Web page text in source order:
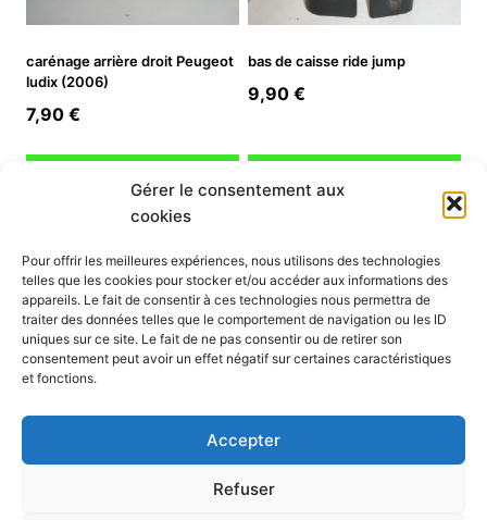
Gérer le consentement aux
cookies
Pour offrir les meilleures expériences, nous utilisons des technologies
telles que les cookies pour stocker et/ou accéder aux informations des
appareils. Le fait de consentir à ces technologies nous permettra de
traiter des données telles que le comportement de navigation ou les ID
uniques sur ce site. Le fait de ne pas consentir ou de retirer son
consentement peut avoir un effet négatif sur certaines caractéristiques
et fonctions.
Accepter
Refuser
carénage arrière droit Peugeot
ludix (2006)
7,90 €
bas de caisse ride jump
9,90 €
INFORMATION
Mon compte
Nous contacter
Mode paiement
Nos services
Politique de confidentialité
Politique de cookies (UE)